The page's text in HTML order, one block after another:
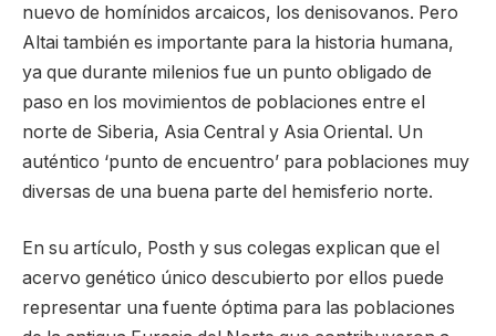
nuevo de homínidos arcaicos, los denisovanos. Pero
Altai también es importante para la historia humana,
ya que durante milenios fue un punto obligado de
paso en los movimientos de poblaciones entre el
norte de Siberia, Asia Central y Asia Oriental. Un
auténtico ‘punto de encuentro’ para poblaciones muy
diversas de una buena parte del hemisferio norte.
En su artículo, Posth y sus colegas explican que el
acervo genético único descubierto por ellos puede
representar una fuente óptima para las poblaciones